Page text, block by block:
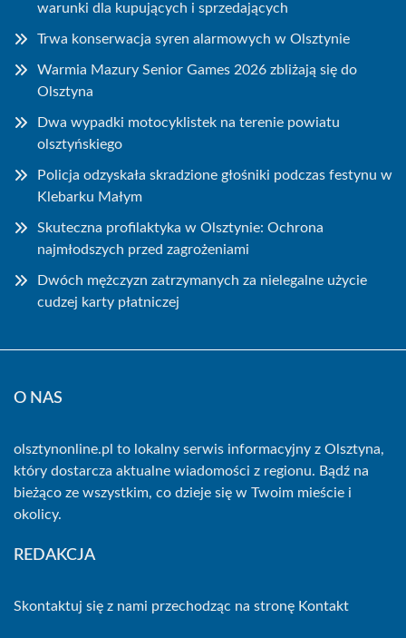
warunki dla kupujących i sprzedających
Trwa konserwacja syren alarmowych w Olsztynie
Warmia Mazury Senior Games 2026 zbliżają się do
Olsztyna
Dwa wypadki motocyklistek na terenie powiatu
olsztyńskiego
Policja odzyskała skradzione głośniki podczas festynu w
Klebarku Małym
Skuteczna profilaktyka w Olsztynie: Ochrona
najmłodszych przed zagrożeniami
Dwóch mężczyzn zatrzymanych za nielegalne użycie
cudzej karty płatniczej
O NAS
olsztynonline.pl to lokalny serwis informacyjny z Olsztyna,
który dostarcza aktualne wiadomości z regionu. Bądź na
bieżąco ze wszystkim, co dzieje się w Twoim mieście i
okolicy.
REDAKCJA
Skontaktuj się z nami przechodząc na stronę Kontakt